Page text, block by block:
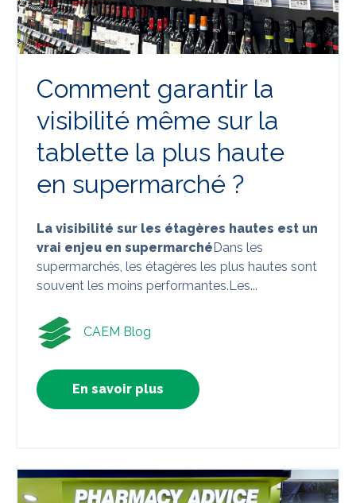
Comment garantir la
visibilité même sur la
tablette la plus haute
en supermarché ?
La visibilité sur les étagères hautes est un
vrai enjeu en supermarchéDans les
supermarchés, les étagères les plus hautes sont
souvent les moins performantes.Les...
CAEM Blog
En savoir plus